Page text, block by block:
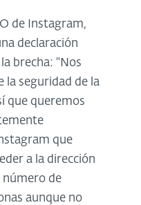
de Instagram,
declaración
brecha: "Nos
la seguridad de la
que queremos
que
a la dirección
número de
aunque no